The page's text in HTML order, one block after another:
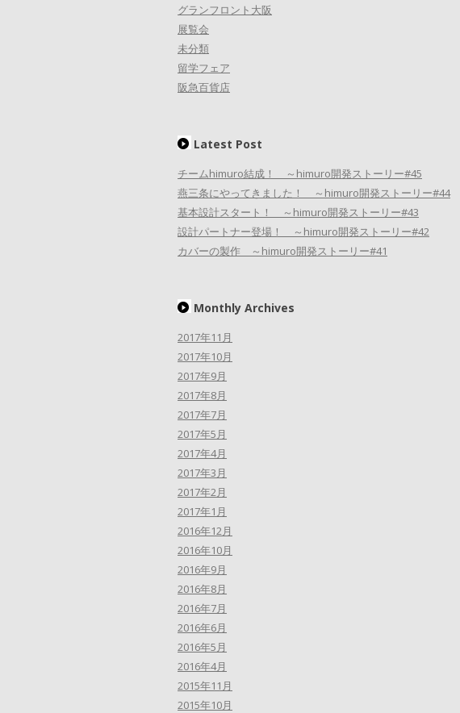
グランフロント大阪
展覧会
未分類
留学フェア
阪急百貨店
Latest Post
チームhimuro結成！ ～himuro開発ストーリー#45
燕三条にやってきました！ ～himuro開発ストーリー#44
基本設計スタート！ ～himuro開発ストーリー#43
設計パートナー登場！ ～himuro開発ストーリー#42
カバーの製作 ～himuro開発ストーリー#41
Monthly Archives
2017年11月
2017年10月
2017年9月
2017年8月
2017年7月
2017年5月
2017年4月
2017年3月
2017年2月
2017年1月
2016年12月
2016年10月
2016年9月
2016年8月
2016年7月
2016年6月
2016年5月
2016年4月
2015年11月
2015年10月